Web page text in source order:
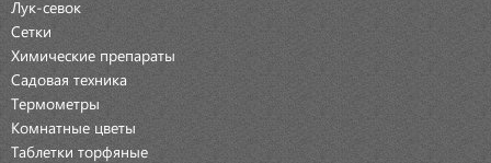
Лук-севок
Сетки
Химические препараты
Садовая техника
Термометры
Комнатные цветы
Таблетки торфяные